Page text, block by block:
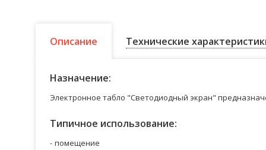
Описание Технические
Назначение:
Электронное табло "Светодиодный экран"
Типичное использование:
помещение